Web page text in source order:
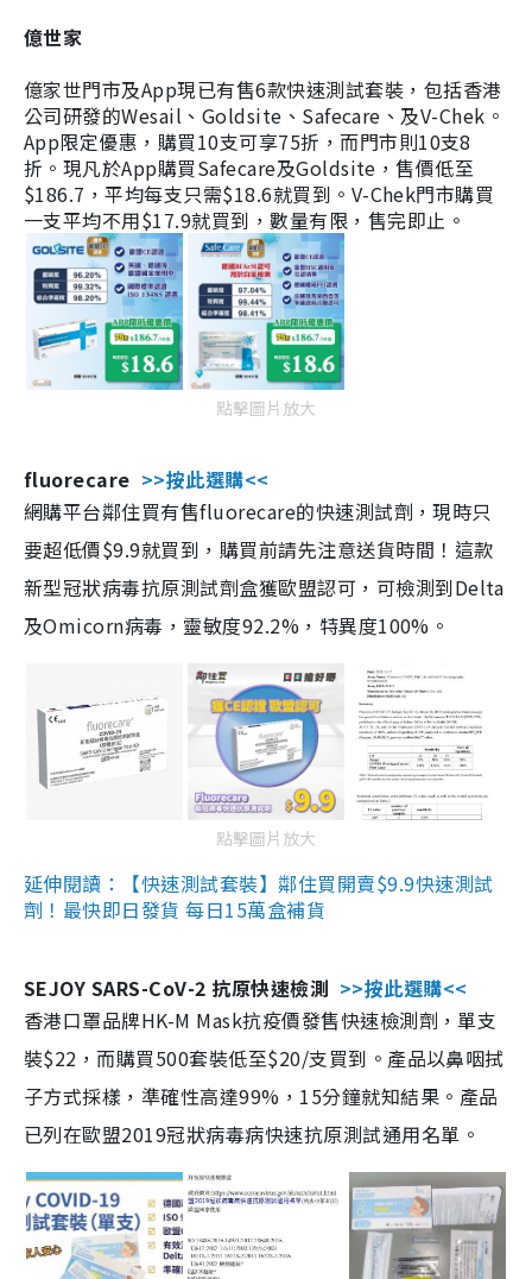
億世家
億家世門市及App現已有售6款快速測試套裝，包括香港
公司研發的Wesail、Goldsite、Safecare、及V-Chek。
App限定優惠，購買10支可享75折，而門市則10支8
折。現凡於App購買Safecare及Goldsite，售價低至
$186.7，平均每支只需$18.6就買到。V-Chek門市購買
一支平均不用$17.9就買到，數量有限，售完即止。
點擊圖片放大
fluorecare >>按此選購<<
網購平台鄰住買有售fluorecare的快速測試劑，現時只
要超低價$9.9就買到，購買前請先注意送貨時間！這款
新型冠狀病毒抗原測試劑盒獲歐盟認可，可檢測到Delta
及Omicorn病毒，靈敏度92.2%，特異度100%。
點擊圖片放大
延伸閱讀：【快速測試套裝】鄰住買開賣$9.9快速測試
劑！最快即日發貨 每日15萬盒補貨
SEJOY SARS-CoV-2 抗原快速檢測 >>按此選購<<
香港口罩品牌HK-M Mask抗疫價發售快速檢測劑，單支
裝$22，而購買500套裝低至$20/支買到。產品以鼻咽拭
子方式採樣，準確性高達99%，15分鐘就知結果。產品
已列在歐盟2019冠狀病毒病快速抗原測試通用名單。